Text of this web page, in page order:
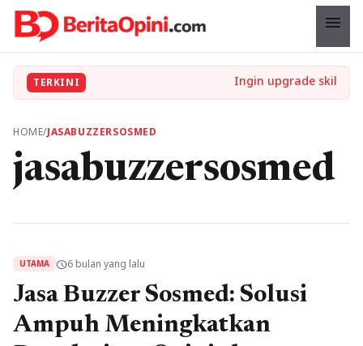
menu
TERKINI
HOME/JASABUZZERSOSMED
jasabuzzersosmed
UTAMA schedule6 bulan yang lalu
Jasa Buzzer Sosmed: Solusi
Ampuh Meningkatkan